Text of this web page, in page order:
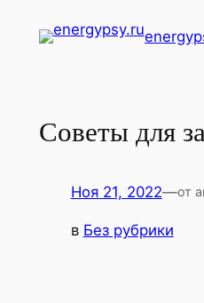
Советы для
Ноя 21, 2022—от
в Без рубрики